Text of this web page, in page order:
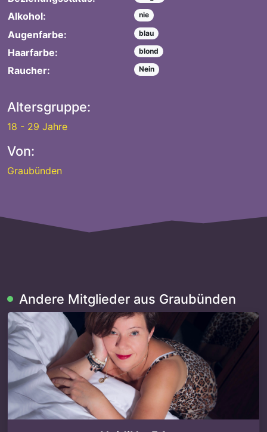
Alkohol: nie
Augenfarbe: blau
Haarfarbe: blond
Raucher: Nein
Altersgruppe:
18 - 29 Jahre
Von:
Graubünden
Andere Mitglieder aus Graubünden